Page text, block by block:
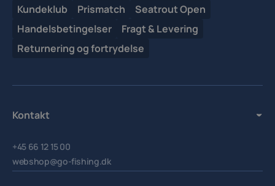
Kundeklub Prismatch
Seatrout Open
Handelsbetingelser
Fragt & Levering
Returnering og fortrydelse
Kontakt
+45 66 12 15 00
webshop@go-fishing.dk